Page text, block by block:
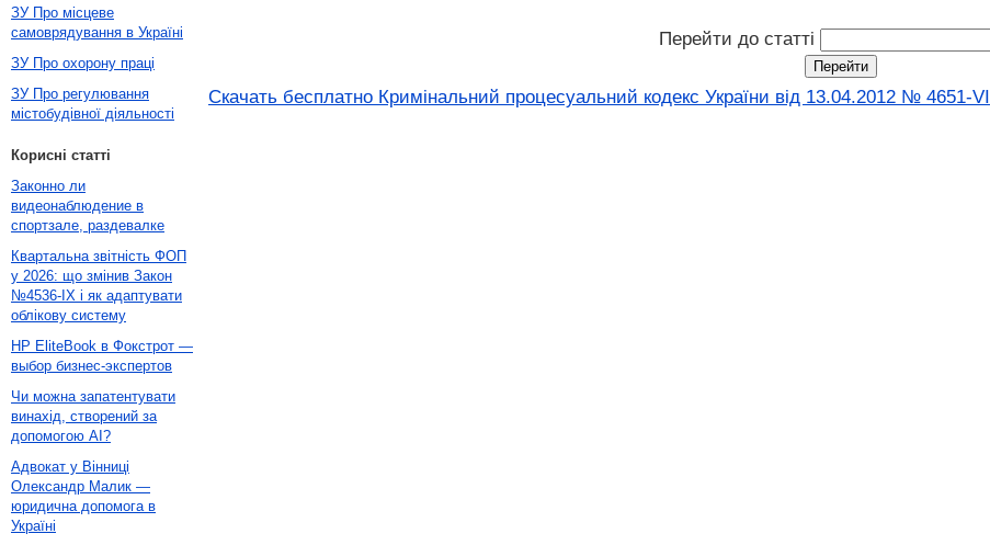
Перейти до статті
Скачать бесплатно Кримінальний процесуальний кодекс України від 13.04.2012 № 4651-VI
ЗУ Про місцеве
самоврядування в Україні
ЗУ Про охорону праці
ЗУ Про регулювання
містобудівної діяльності
Корисні статті
Законно ли
видеонаблюдение в
спортзале, раздевалке
Квартальна звітність ФОП
у 2026: що змінив Закон
№4536-IX і як адаптувати
облікову систему
HP EliteBook в Фокстрот —
выбор бизнес-экспертов
Чи можна запатентувати
винахід, створений за
допомогою AI?
Адвокат у Вінниці
Олександр Малик —
юридична допомога в
Україні